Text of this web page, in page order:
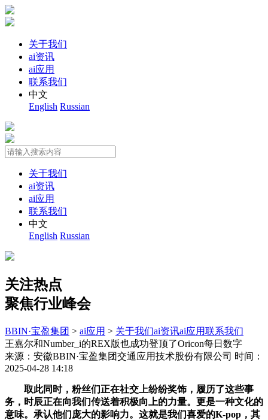
关于我们
ai资讯
ai应用
联系我们
中文
English Russian
关于我们
ai资讯
ai应用
联系我们
中文
English Russian
关注热点
聚焦行业峰会
BBIN·宝盈集团 > ai应用 > 关于我们ai资讯ai应用联系我们
王嘉尔和Number_i的REX版也成功登顶了Oricon每日数字
来源：安徽BBIN·宝盈集团交通应用技术股份有限公司 时间：
2025-04-28 14:18
取此同时，粉丝们正在社交上纷纷奖饰，履历了这些事
务，时辰正在向我们传送着积极向上的力量。更是一种文化的
意味。承认他们庞大的影响力。这就是我们喜爱的K-pop，其